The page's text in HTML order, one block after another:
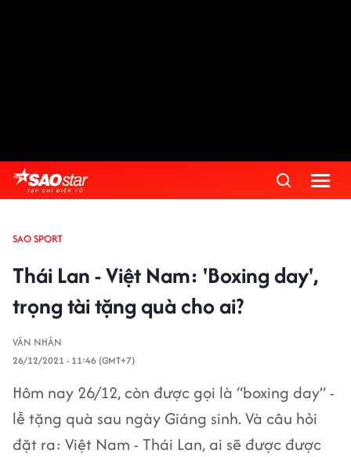
SAO SPORT
Thái Lan - Việt Nam: 'Boxing day',
trọng tài tặng quà cho ai?
VĂN NHÂN
26/12/2021 - 11:46 (GMT+7)
Hôm nay 26/12, còn được gọi là “boxing day” -
lễ tặng quà sau ngày Giáng sinh. Và câu hỏi
đặt ra: Việt Nam - Thái Lan, ai sẽ được được